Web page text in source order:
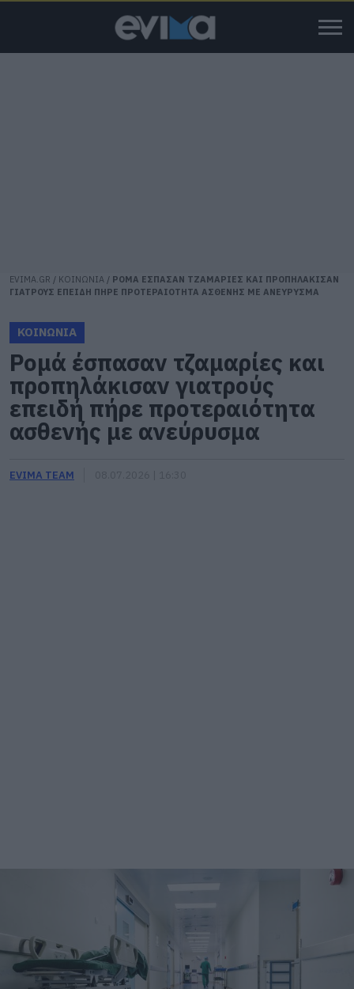
EVIMA.GR / ΚΟΙΝΩΝΙΑ / ΡΟΜΑ ΕΣΠΑΣΑΝ ΤΖΑΜΑΡΙΕΣ ΚΑΙ ΠΡΟΠΗΛΑΚΙΣΑΝ
ΓΙΑΤΡΟΥΣ ΕΠΕΙΔΗ ΠΗΡΕ ΠΡΟΤΕΡΑΙΟΤΗΤΑ ΑΣΘΕΝΗΣ ΜΕ ΑΝΕΥΡΥΣΜΑ
ΚΟΙΝΩΝΙΑ
Ρομά έσπασαν τζαμαρίες και
προπηλάκισαν γιατρούς
επειδή πήρε προτεραιότητα
ασθενής με ανεύρυσμα
EVIMA TEAM